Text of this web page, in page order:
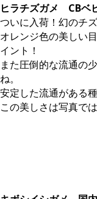
ヒラチズガメ CBベ
ついに入荷！幻のチズ
オレンジ色の美しい
イント！
また圧倒的な流通の
ね。
安定した流通がある
この美しさは写真で